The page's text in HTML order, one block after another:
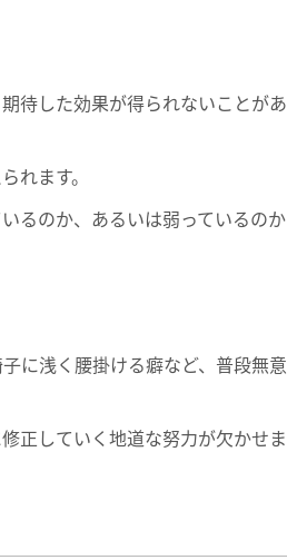
待した効果が得られないことがあ
れます。
るのか、あるいは弱っているのか
に浅く腰掛ける癖など、普段無意
正していく地道な努力が欠かせま